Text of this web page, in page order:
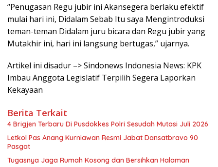
“Penugasan Regu jubir ini Akansegera berlaku efektif
mulai hari ini, Didalam Sebab Itu saya Mengintroduksi
teman-teman Didalam juru bicara dan Regu jubir yang
Mutakhir ini, hari ini langsung bertugas,” ujarnya.
Artikel ini disadur –> Sindonews Indonesia News: KPK
Imbau Anggota Legislatif Terpilih Segera Laporkan
Kekayaan
Berita Terkait
4 Brigjen Terbaru Di Pusdokkes Polri Sesudah Mutasi Juli 2026
Letkol Pas Anang Kurniawan Resmi Jabat Dansatbravo 90
Pasgat
Tugasnya Jaga Rumah Kosong dan Bersihkan Halaman